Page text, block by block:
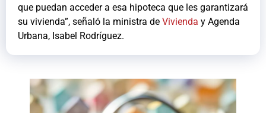
que puedan acceder a esa hipoteca que les garantizará
su vivienda”, señaló la ministra de Vivienda y Agenda
Urbana, Isabel Rodríguez.